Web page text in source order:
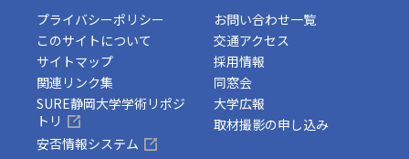
プライバシーポリシー
このサイトについて
サイトマップ
関連リンク集
お問い合わせ一覧
交通アクセス
採用情報
同窓会
SURE静岡大学学術リポジ
トリ
安否情報システム
大学広報
取材撮影の申し込み